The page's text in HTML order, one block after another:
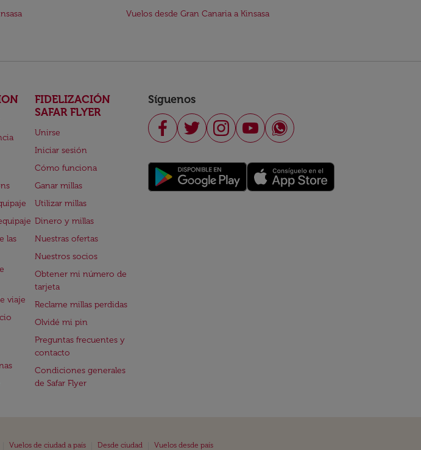
Vuelos desde Gran Canaria a Kinsasa
las
viaje
FIDELIZACIÓN
SAFAR FLYER
Unirse
Iniciar sesión
Cómo funciona
Ganar millas
Utilizar millas
Dinero y millas
Nuestras ofertas
Nuestros socios
Obtener mi número de
tarjeta
Reclame millas perdidas
Olvidé mi pin
Preguntas frecuentes y
contacto
Condiciones generales
de Safar Flyer
Síguenos
Vuelos de ciudad a país Desde ciudad Vuelos desde país